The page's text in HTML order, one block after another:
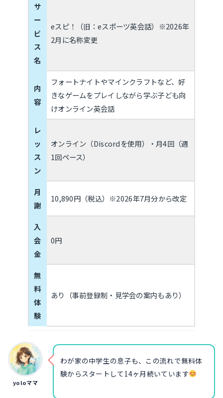
サ
ー
ビ
ス
名
eスピ！（旧：eスポーツ英会話）※2026年
2月に名称変更
内
容
フォートナイトやマインクラフトなど、好
きなゲームをプレイしながら学ぶ子ども向
けオンライン英会話
レ
ッ
ス
ン
オンライン（Discordを使用）・月4回（週
1回ペース）
月
謝
10,890円（税込）※2026年7月分から改定
入
会
金
0円
無
料
体
験
あり（事前登録制・見学会の案内もあり）
yoloママ
わが家の中学生の息子も、この流れで無料体
験からスタートして14ヶ月続いています